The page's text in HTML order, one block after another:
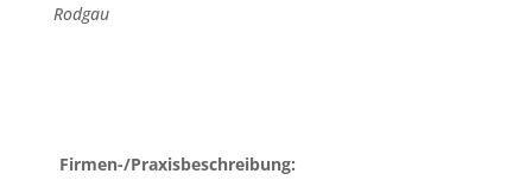
Rodgau
Firmen-/Praxisbeschreibung: